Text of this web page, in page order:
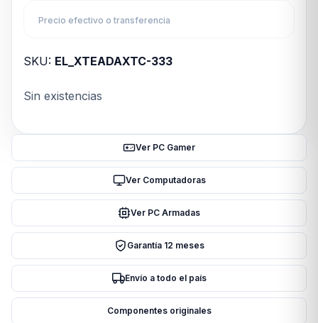
Precio efectivo o transferencia
SKU: EL_XTEADAXTC-333
Sin existencias
Ver PC Gamer
Ver Computadoras
Ver PC Armadas
Garantía 12 meses
Envío a todo el país
Componentes originales